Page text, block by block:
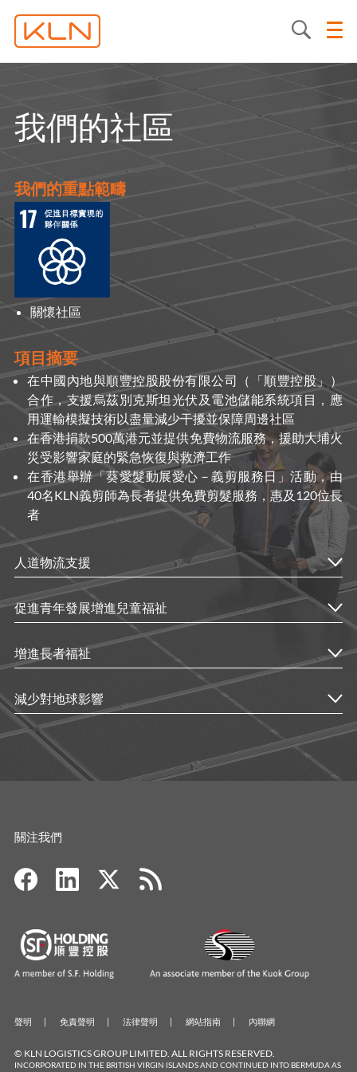
我們的社區
我們的重點範疇
關懷社區
項目摘要
在中國內地與順豐控股股份有限公司（「順豐控股」）
合作，支援烏茲別克斯坦光伏及電池儲能系統項目，應
用運輸模擬技術以盡量減少干擾並保障周邊社區
在香港捐款500萬港元並提供免費物流服務，援助大埔火
災受影響家庭的緊急恢復與救濟工作
在香港舉辦「葵愛髮動展愛心－義剪服務日」活動，由
40名KLN義剪師為長者提供免費剪髮服務，惠及120位長
者
人道物流支援
促進青年發展增進兒童福祉
增進長者福祉
減少對地球影響
關注我們
© KLN LOGISTICS GROUP LIMITED. ALL RIGHTS RESERVED.
INCORPORATED IN THE BRITISH VIRGIN ISLANDS AND CONTINUED INTO BERMUDA AS
聲明 免責聲明 法律聲明 網站指南 內聯網